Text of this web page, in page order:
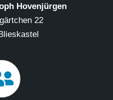
Hovenjürgen
22